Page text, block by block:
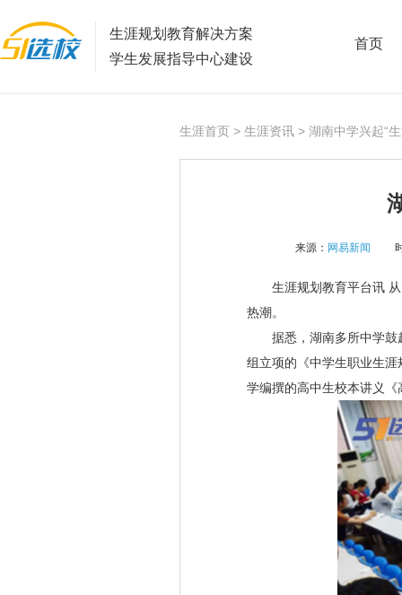
生涯规划教育解决方案
学生发展指导中心建设
首页
生涯首页 > 生涯资讯 > 湖南中学兴起“
来源： 网易新闻
生涯规划教育平台讯 从
热潮。
据悉，湖南多所中学鼓
组立项的《中学生职业生
学编撰的高中生校本讲义